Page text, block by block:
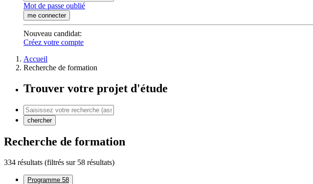
Mot de passe oublié
me connecter
Nouveau candidat:
Créez votre compte
Accueil
Recherche de formation
Trouver votre projet d'étude
chercher
Recherche de formation
334 résultats (filtrés sur 58 résultats)
Programme 58